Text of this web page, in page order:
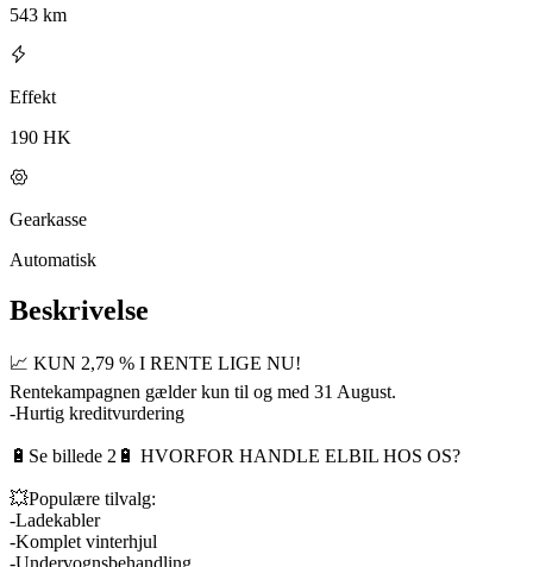
543 km
Effekt
190 HK
Gearkasse
Automatisk
Beskrivelse
📈 KUN 2,79 % I RENTE LIGE NU!
Rentekampagnen gælder kun til og med 31 August.
-Hurtig kreditvurdering
🔋Se billede 2🔋 HVORFOR HANDLE ELBIL HOS OS?
💥Populære tilvalg:
-Ladekabler
-Komplet vinterhjul